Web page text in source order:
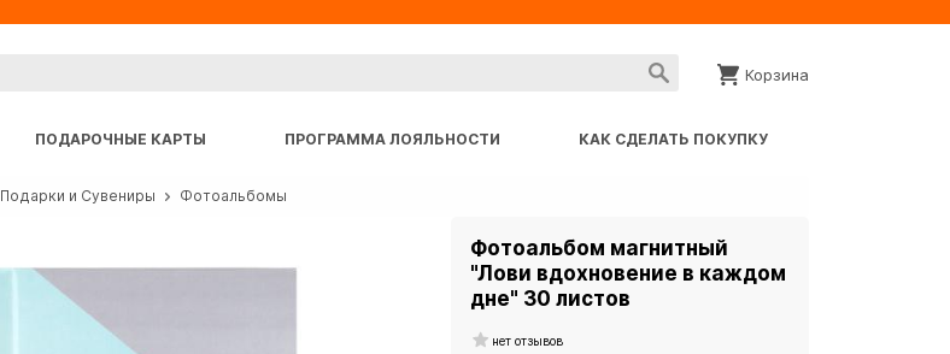
Корзина
ПОДАРОЧНЫЕ КАРТЫ ПРОГРАММА ЛОЯЛЬНОСТИ КАК СДЕЛАТЬ ПОКУПКУ
Подарки и Сувениры Фотоальбомы
Фотоальбом магнитный
"Лови вдохновение в каждом
дне" 30 листов
нет отзывов